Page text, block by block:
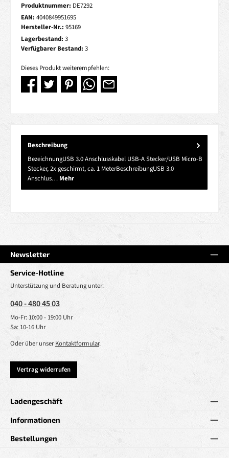
Produktnummer: DE7292
EAN: 4040849951695
Hersteller-Nr.: 95169
Lagerbestand: 3
Verfügbarer Bestand: 3
Dieses Produkt weiterempfehlen:
Beschreibung
BezeichnungUSB 3.0 Anschlusskabel USB-A Stecker/USB Micro-B
Stecker, 2x geschirmt, ca. 1 MeterBeschreibungUSB 3.0
Anschlus… Mehr
Newsletter
Service-Hotline
Unterstützung und Beratung unter:
040 - 480 45 03
Mo-Fr: 10:00 - 19:00 Uhr
Sa: 10-16 Uhr
Oder über unserKontaktformular.
Vertrag widerrufen
Ladengeschäft
Informationen
Bestellungen